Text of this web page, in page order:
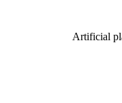
Artificial